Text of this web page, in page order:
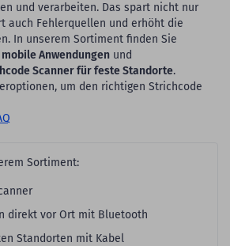
und verarbeiten. Das spart nicht nur
auch Fehlerquellen und erhöht die
In unserem Sortiment finden Sie
Anwendungen und
Scanner für feste Standorte.
um den richtigen Strichcode
Sortiment:
direkt vor Ort mit Bluetooth
Standorten mit Kabel